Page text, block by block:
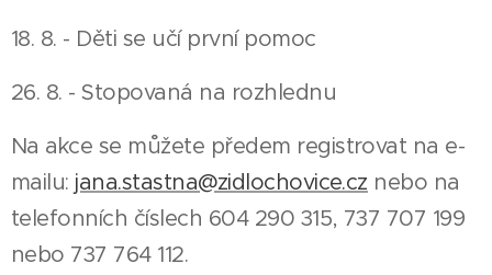
18. 8. - Děti se učí první pomoc
26. 8. - Stopovaná na rozhlednu
Na akce se můžete předem registrovat na e-
mailu: jana.stastna@zidlochovice.cz nebo na
telefonních číslech 604 290 315, 737 707 199
nebo 737 764 112.